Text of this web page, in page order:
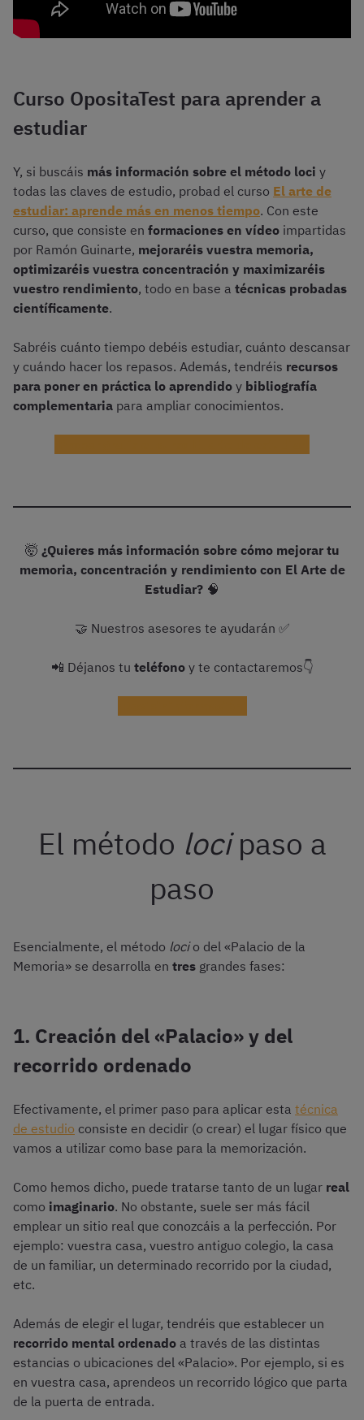
Curso OpositaTest para aprender a
estudiar
Y, si buscáis más información sobre el método loci y
todas las claves de estudio, probad el curso El arte de
estudiar: aprende más en menos tiempo. Con este
curso, que consiste en formaciones en vídeo impartidas
por Ramón Guinarte, mejoraréis vuestra memoria,
optimizaréis vuestra concentración y maximizaréis
vuestro rendimiento, todo en base a técnicas probadas
científicamente.
Sabréis cuánto tiempo debéis estudiar, cuánto descansar
y cuándo hacer los repasos. Además, tendréis recursos
para poner en práctica lo aprendido y bibliografía
complementaria para ampliar conocimientos.
🤯 ¿Quieres más información sobre cómo mejorar tu
memoria, concentración y rendimiento con El Arte de
Estudiar? 🧠
🤝 Nuestros asesores te ayudarán ✅
📲 Déjanos tu teléfono y te contactaremos👇
El método locipaso a
paso
Esencialmente, el método locio del «Palacio de la
Memoria» se desarrolla en tres grandes fases:
1. Creación del «Palacio» y del
recorrido ordenado
Efectivamente, el primer paso para aplicar esta técnica
de estudio consiste en decidir (o crear) el lugar físico que
vamos a utilizar como base para la memorización.
Como hemos dicho, puede tratarse tanto de un lugar real
como imaginario. No obstante, suele ser más fácil
emplear un sitio real que conozcáis a la perfección. Por
ejemplo: vuestra casa, vuestro antiguo colegio, la casa
de un familiar, un determinado recorrido por la ciudad,
etc.
Además de elegir el lugar, tendréis que establecer un
recorrido mental ordenado a través de las distintas
estancias o ubicaciones del «Palacio». Por ejemplo, si es
en vuestra casa, aprendeos un recorrido lógico que parta
de la puerta de entrada.